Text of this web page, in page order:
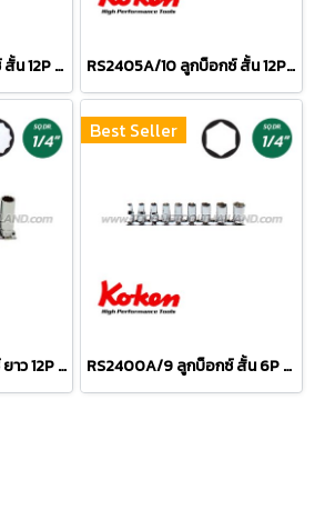
RS2405A/9 ลูกบ็อกซ์ สั้น 12P ชุด 9 ชิ้น (SQ.DR.1/4") Socket Set on Rail RS2405A/10 ลูกบ็อกซ์ สั้น 12P ชุด 10 ชิ้น (SQ.DR.1/4") Socket Set on Rail
RS2305A/9 ลูกบ็อกซ์ ยาว 12P ชุด 9 ชิ้น (SQ.DR.1/4") Deep Socket Set on Rail
Best Seller
RS2400A/9 ลูกบ็อกซ์ สั้น 6P ชุด 9 ชิ้น (SQ.DR.1/4") Socket Set on Rail